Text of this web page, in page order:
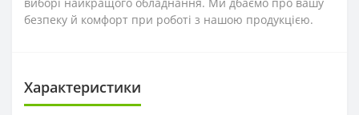
безпеку й комфорт при роботі з нашою продукцією.
Характеристики